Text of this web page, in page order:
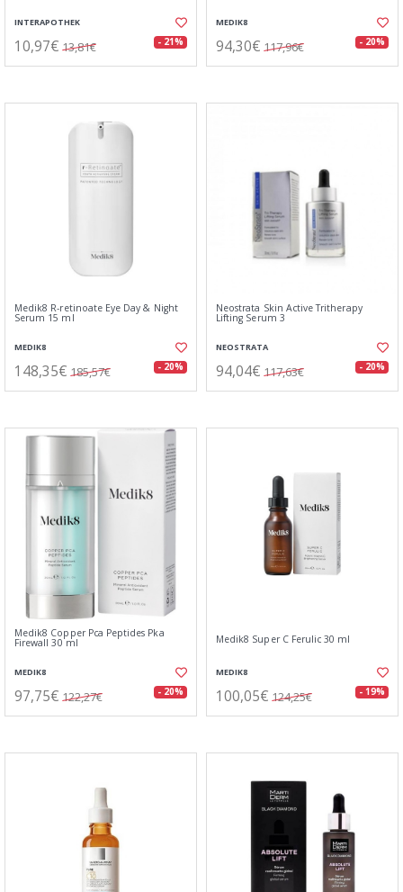
INTERAPOTHEK
10,97€ 13,81€ - 21%
MEDIK8
94,30€ 117,96€ - 20%
Medik8 R-retinoate Eye Day & Night
Serum 15 ml
MEDIK8
148,35€ 185,57€ - 20%
Neostrata Skin Active Tritherapy
Lifting Serum 3
NEOSTRATA
94,04€ 117,63€ - 20%
Medik8 Copper Pca Peptides Pka
Firewall 30 ml
MEDIK8
97,75€ 122,27€ - 20%
Medik8 Super C Ferulic 30 ml
MEDIK8
100,05€ 124,25€ - 19%